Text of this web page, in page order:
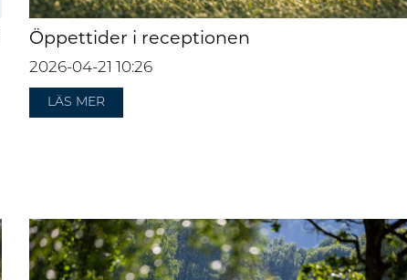
Öppettider i receptionen
2026-04-21 10:26
LÄS MER